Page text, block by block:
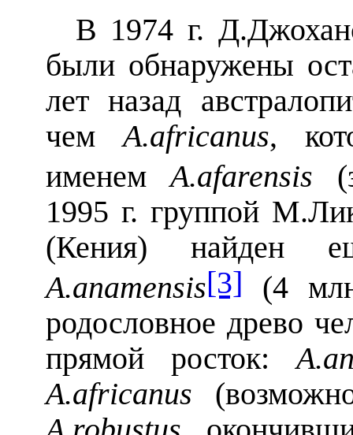
В 1974 г.
были обнаружены
лет назад
чемA.africanus,
именемA.afarensis
1995 г. группой
(Кения) найден
A.anamensis[3] (4
родословное древо
прямой росток:A.
A.africanus